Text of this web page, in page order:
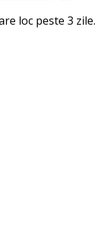
loc peste 3 zile.